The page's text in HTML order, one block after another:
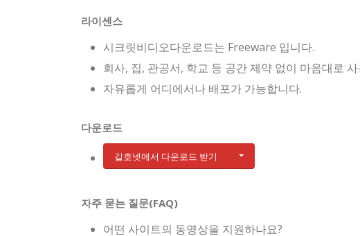
라이센스
시크릿비디오다운로드는 Freeware 입니다.
회사, 집, 관공서, 학교 등 공간 제약 없이 마음대로
자유롭게 어디에서나 배포가 가능합니다.
다운로드
길호넷에서 다운로드 받기
자주 묻는 질문(FAQ)
어떤 사이트의 동영상을 지원하나요?